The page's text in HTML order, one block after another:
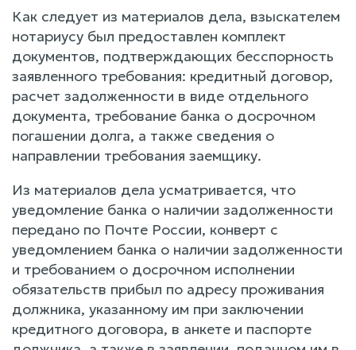
Как следует из материалов дела, взыскателем
нотариусу был предоставлен комплект
документов, подтверждающих бесспорность
заявленного требования: кредитный договор,
расчет задолженности в виде отдельного
документа, требование банка о досрочном
погашении долга, а также сведения о
направлении требования заемщику.
Из материалов дела усматривается, что
уведомление банка о наличии задолженности
передано по Почте России, конверт с
уведомлением банка о наличии задолженности
и требованием о досрочном исполнении
обязательств прибыл по адресу проживания
должника, указанному им при заключении
кредитного договора, в анкете и паспорте